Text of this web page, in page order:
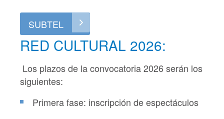
SUBTEL
RED CULTURAL 2026:
Los plazos de la convocatoria 2026 serán los
siguientes:
Primera fase: inscripción de espectáculos